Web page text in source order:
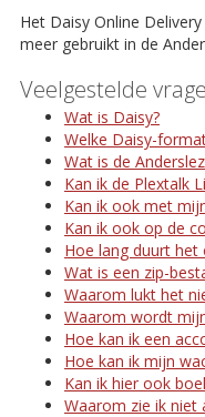
Het Daisy Online
meer gebruikt in de
Veelgestelde
Wat is Daisy?
Welke Daisy-
Wat is de
Kan ik de Plextalk
Kan ik ook met
Kan ik ook op de
Hoe lang duurt het
Wat is een zip-
Waarom lukt het
Waarom wordt
Hoe kan ik een
Hoe kan ik mijn
Kan ik hier ook
Waarom zie ik niet